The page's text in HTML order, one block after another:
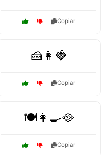
Copiar
🍰👩🍓
Copiar
🍽️👩‍🍳🥘
Copiar